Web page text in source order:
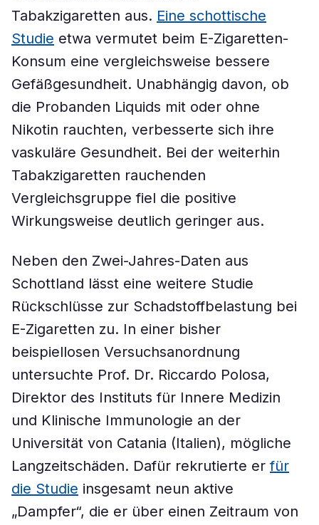
Tabakzigaretten aus. Eine schottische
Studie etwa vermutet beim E-Zigaretten-
Konsum eine vergleichsweise bessere
Gefäßgesundheit. Unabhängig davon, ob
die Probanden Liquids mit oder ohne
Nikotin rauchten, verbesserte sich ihre
vaskuläre Gesundheit. Bei der weiterhin
Tabakzigaretten rauchenden
Vergleichsgruppe fiel die positive
Wirkungsweise deutlich geringer aus.
Neben den Zwei-Jahres-Daten aus
Schottland lässt eine weitere Studie
Rückschlüsse zur Schadstoffbelastung bei
E-Zigaretten zu. In einer bisher
beispiellosen Versuchsanordnung
untersuchte Prof. Dr. Riccardo Polosa,
Direktor des Instituts für Innere Medizin
und Klinische Immunologie an der
Universität von Catania (Italien), mögliche
Langzeitschäden. Dafür rekrutierte erfür
die Studie insgesamt neun aktive
„Dampfer“, die er über einen Zeitraum von